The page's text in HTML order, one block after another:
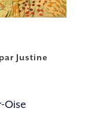
Justine
Oise